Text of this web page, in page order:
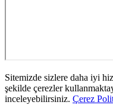
Sitemizde sizlere daha iyi
şekilde çerezler
inceleyebilirsiniz. Çerez